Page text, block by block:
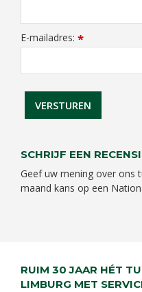
E-mailadres: *
SCHRIJF EEN
Geef uw mening over ons
maand kans op een
RUIM 30 JAAR HÉT
LIMBURG MET